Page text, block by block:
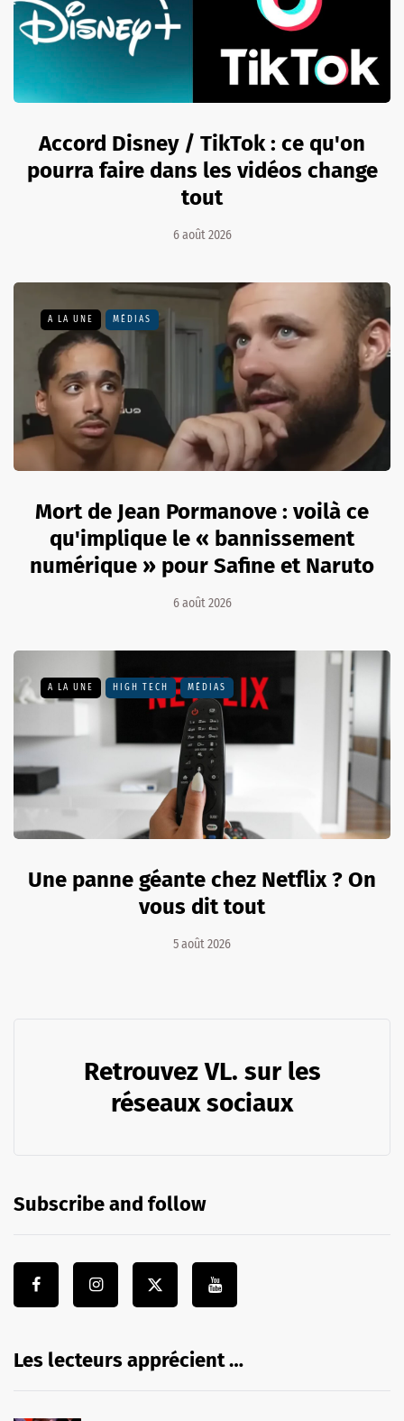
Accord Disney / TikTok : ce qu'on
pourra faire dans les vidéos change
tout
6 août 2026
A LA UNE MÉDIAS
Mort de Jean Pormanove : voilà ce
qu'implique le « bannissement
numérique » pour Safine et Naruto
6 août 2026
A LA UNE HIGH TECH MÉDIAS
Une panne géante chez Netflix ? On
vous dit tout
5 août 2026
Retrouvez VL. sur les
réseaux sociaux
Subscribe and follow
Les lecteurs apprécient …